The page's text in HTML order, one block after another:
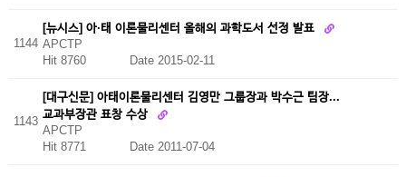
1144
[뉴시스] 아·태 이론물리센터 올해의 과학도서 선정 발표
APCTP
Hit 8760
Date 2015-02-11
1143
[대구신문] 아태이론물리센터 김영만 그룹장과 박수근 팀장...
교과부장관 표창 수상
APCTP
Hit 8771 Date 2011-07-04